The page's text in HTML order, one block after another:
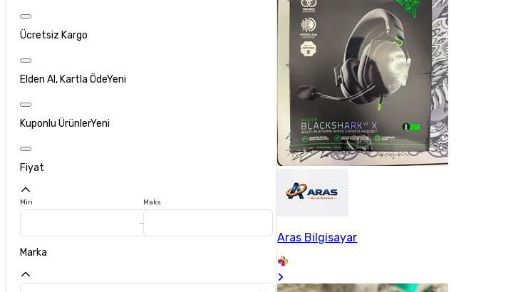
Ücretsiz Kargo
Elden Al, Kartla ÖdeYeni
Kuponlu ÜrünlerYeni
Fiyat
Min Maks
Marka
Aras Bilgisayar